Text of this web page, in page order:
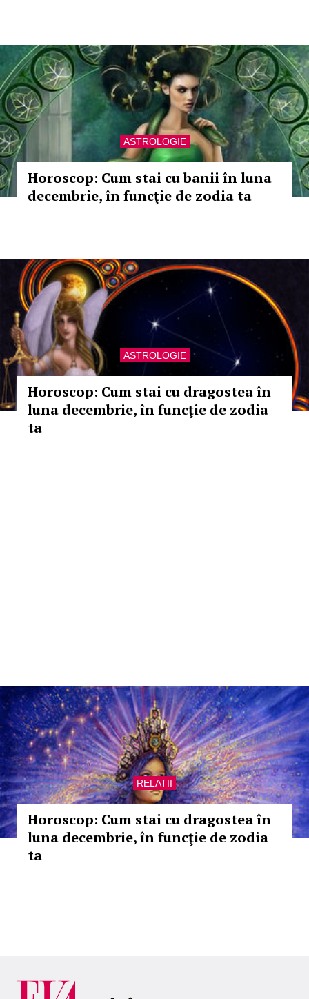
ASTROLOGIE
Horoscop: Cum stai cu banii în luna
decembrie, în funcţie de zodia ta
ASTROLOGIE
Horoscop: Cum stai cu dragostea în
luna decembrie, în funcţie de zodia
ta
RELATII
Horoscop: Cum stai cu dragostea în
luna decembrie, în funcţie de zodia
ta